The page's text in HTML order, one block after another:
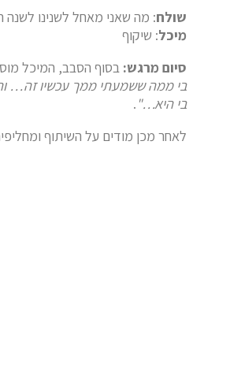
שולח: מה שאני מאחל לשנינו
מיכל: שיקוף
סיום מרגש: בסוף הסבב, המיכל
בי ממה ששמעתי ממך עכשיו זה…
בי היא…" .
לאחר מכן מודים על השיתוף